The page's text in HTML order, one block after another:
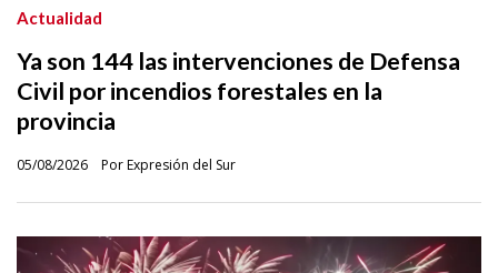
Ya son 144 las intervenciones de Defensa
Civil por incendios forestales en la
provincia
Por Expresión del Sur
Actualidad
05/08/2026